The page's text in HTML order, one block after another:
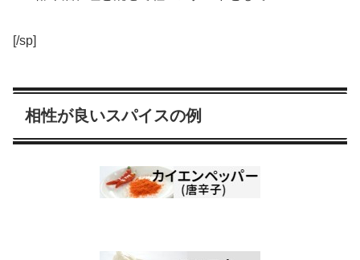
[/sp]
相性が良いスパイスの例